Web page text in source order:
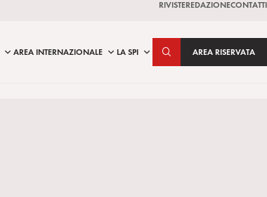
RIVISTEREDAZIONECONTATTI
AREA INTERNAZIONALE LA SPI AREA RISERVATA